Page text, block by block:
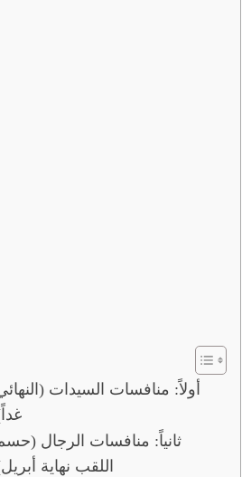
أولاً: منافسات السيدات
ثانياً: منافسات الرجال
اللقب نهاية